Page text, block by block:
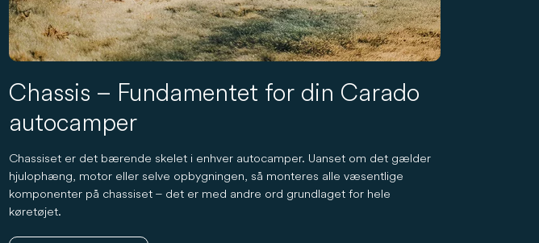
Chassis – Fundamentet for din Carado
autocamper
Chassiset er det bærende skelet i enhver autocamper. Uanset om det gælder
hjulophæng, motor eller selve opbygningen, så monteres alle væsentlige
komponenter på chassiset – det er med andre ord grundlaget for hele
køretøjet.